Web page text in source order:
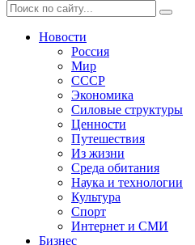
Новости
Россия
Мир
СССР
Экономика
Силовые структуры
Ценности
Путешествия
Из жизни
Среда обитания
Наука и технологии
Культура
Спорт
Интернет и СМИ
Бизнес